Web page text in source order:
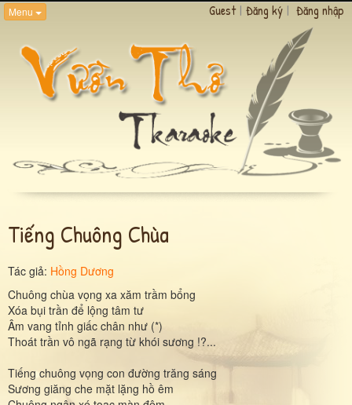
Menu Guest | Đăng ký | Đăng nhập
Tiếng Chuông Chùa
Tác giả: Hồng Dương
Chuông chùa vọng xa xăm trầm bổng
Xóa bụi trần để lộng tâm tư
Âm vang tỉnh giấc chân như (*)
Thoát trần vô ngã rạng từ khói sương !?...
Tiếng chuông vọng con đường trăng sáng
Sương giăng che mặt lặng hồ êm